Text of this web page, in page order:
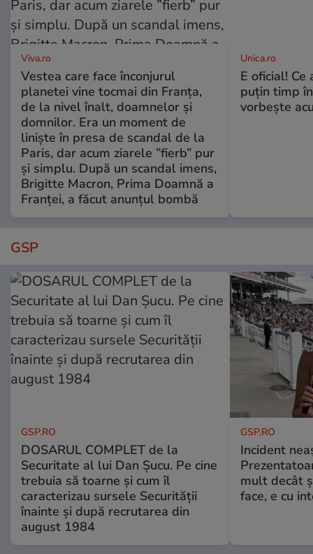
Viva.ro
Vestea care face înconjurul
planetei vine tocmai din Franța,
de la nivel înalt, doamnelor și
domnilor. Era un moment de
liniște în presa de scandal de la
Paris, dar acum ziarele ”fierb” pur
și simplu. După un scandal imens,
Brigitte Macron, Prima Doamnă a
Franței, a făcut anunțul bombă
Unica.ro
E oficial! Ce
puțin timp
vorbește
GSP
GSP.RO
DOSARUL COMPLET de la
Securitate al lui Dan Șucu. Pe cine
trebuia să toarne și cum îl
caracterizau sursele Securității
înainte și după recrutarea din
august 1984
GSP.RO
Incident
mult decât
face, e cu